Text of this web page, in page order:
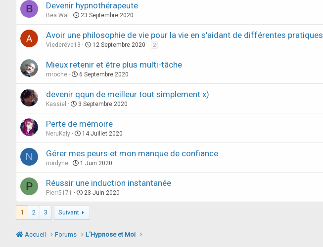
B Devenir hypnothérapeute
Bea Wal 23 Septembre 2020
Avoir une philosophie de vie pour la vie en s'aidant de différentes pratiques
Viederêve13 12 Septembre 2020 2
Mieux retenir et être plus multi-tâche
mroche 6 Septembre 2020
devenir qqun de meilleur tout simplement x)
Kassiel 3 Septembre 2020
Perte de mémoire
NeruKaly 14 Juillet 2020
N Gérer mes peurs et mon manque de confiance
nordyne 1 Juin 2020
P Réussir une induction instantanée
Pierr5171 23 Juin 2020
1 2 3 Suivant
Accueil Forums L'Hypnose et Moi